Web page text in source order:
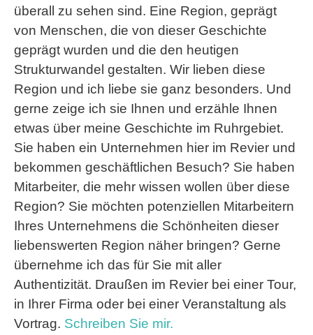
überall zu sehen sind. Eine Region, geprägt
von Menschen, die von dieser Geschichte
geprägt wurden und die den heutigen
Strukturwandel gestalten. Wir lieben diese
Region und ich liebe sie ganz besonders. Und
gerne zeige ich sie Ihnen und erzähle Ihnen
etwas über meine Geschichte im Ruhrgebiet.
Sie haben ein Unternehmen hier im Revier und
bekommen geschäftlichen Besuch? Sie haben
Mitarbeiter, die mehr wissen wollen über diese
Region? Sie möchten potenziellen Mitarbeitern
Ihres Unternehmens die Schönheiten dieser
liebenswerten Region näher bringen? Gerne
übernehme ich das für Sie mit aller
Authentizität. Draußen im Revier bei einer Tour,
in Ihrer Firma oder bei einer Veranstaltung als
Vortrag. Schreiben Sie mir.